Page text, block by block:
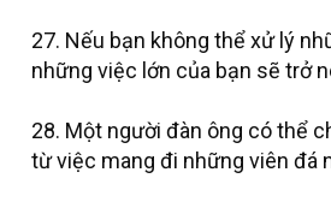
27. Nếu bạn không thể xử lý
những việc lớn của bạn sẽ trở
28. Một người đàn ông có thể
từ việc mang đi những viên đá